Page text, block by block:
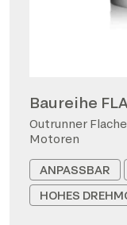
Baureihe
Outrunner
Motoren
ANPASSBAR
HOHES